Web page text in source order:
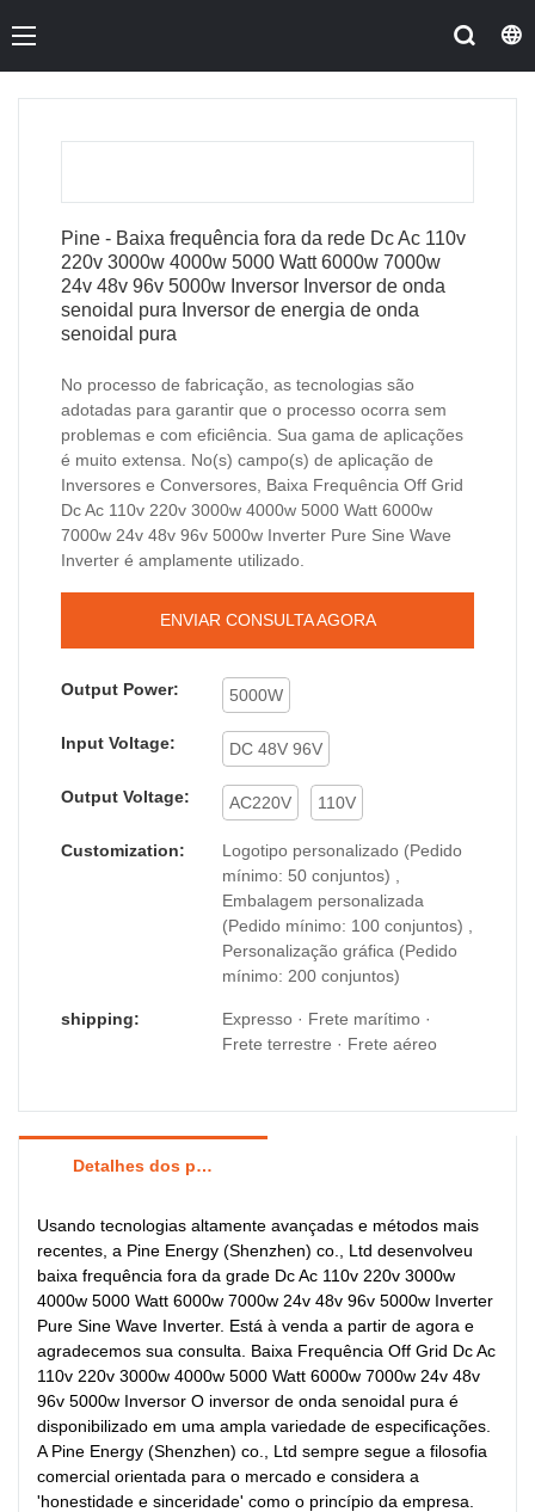
Pine - Baixa frequência fora da rede Dc Ac 110v
220v 3000w 4000w 5000 Watt 6000w 7000w
24v 48v 96v 5000w Inversor Inversor de onda
senoidal pura Inversor de energia de onda
senoidal pura
No processo de fabricação, as tecnologias são
adotadas para garantir que o processo ocorra sem
problemas e com eficiência. Sua gama de aplicações
é muito extensa. No(s) campo(s) de aplicação de
Inversores e Conversores, Baixa Frequência Off Grid
Dc Ac 110v 220v 3000w 4000w 5000 Watt 6000w
7000w 24v 48v 96v 5000w Inverter Pure Sine Wave
Inverter é amplamente utilizado.
ENVIAR CONSULTA AGORA
Output Power: 5000W
Input Voltage: DC 48V 96V
Output Voltage: AC220V 110V
Customization:
Logotipo personalizado (Pedido
mínimo: 50 conjuntos) ,
Embalagem personalizada
(Pedido mínimo: 100 conjuntos) ,
Personalização gráfica (Pedido
mínimo: 200 conjuntos)
shipping:
Expresso · Frete marítimo ·
Frete terrestre · Frete aéreo
Detalhes dos produtos
Usando tecnologias altamente avançadas e métodos mais
recentes, a Pine Energy (Shenzhen) co., Ltd desenvolveu
baixa frequência fora da grade Dc Ac 110v 220v 3000w
4000w 5000 Watt 6000w 7000w 24v 48v 96v 5000w Inverter
Pure Sine Wave Inverter. Está à venda a partir de agora e
agradecemos sua consulta. Baixa Frequência Off Grid Dc Ac
110v 220v 3000w 4000w 5000 Watt 6000w 7000w 24v 48v
96v 5000w Inversor O inversor de onda senoidal pura é
disponibilizado em uma ampla variedade de especificações.
A Pine Energy (Shenzhen) co., Ltd sempre segue a filosofia
comercial orientada para o mercado e considera a
'honestidade e sinceridade' como o princípio da empresa.